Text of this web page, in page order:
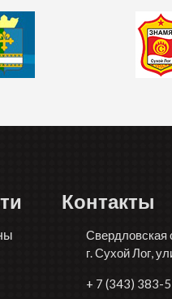
Контакты
Свердловская
г. Сухой Лог,
+ 7 (343) 383-